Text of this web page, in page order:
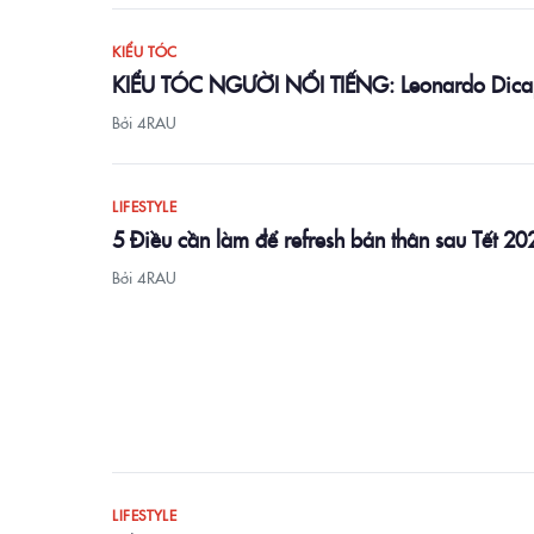
KIỂU TÓC
KIỂU TÓC NGƯỜI NỔI TIẾNG: Leonardo
Bởi 4RAU
LIFESTYLE
5 Điều cần làm để refresh bản thân sau Tết
Bởi 4RAU
LIFESTYLE